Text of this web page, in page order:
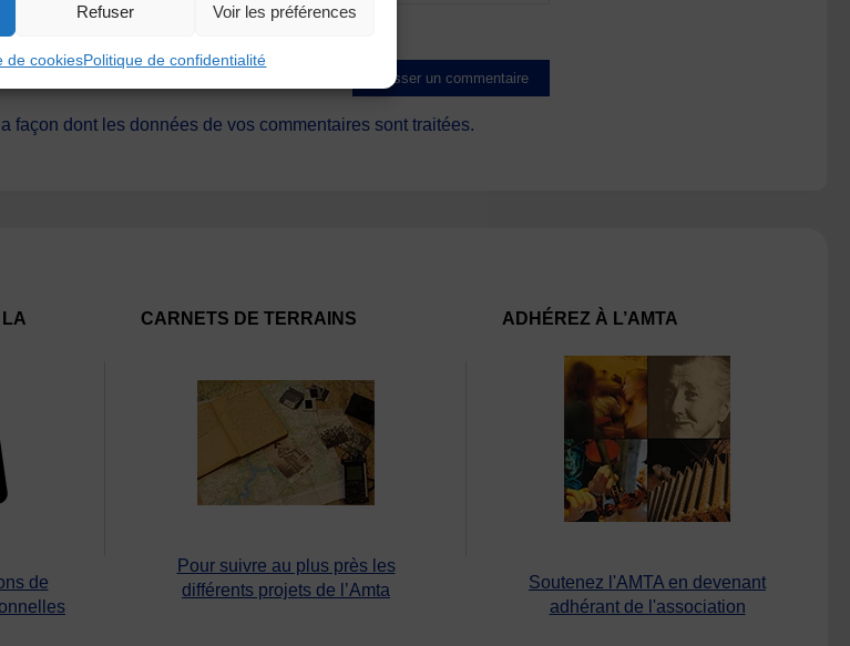
Refuser Voir les préférences
de cookiesPolitique de confidentialité
façon dont les données de vos commentaires sont traitées.
LA
de
CARNETS DE TERRAINS
Pour suivre au plus près les
différents projets de l’Amta
ADHÉREZ À L’AMTA
Soutenez l'AMTA en devenant
adhérant de l'association